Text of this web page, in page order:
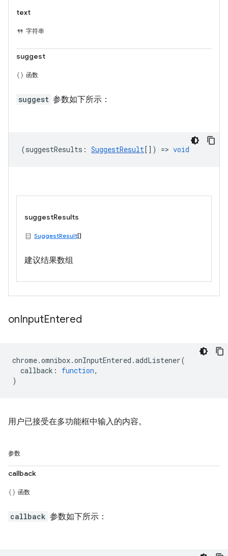
text
字符串
suggest
函数
suggest 参数如下所示：
(suggestResults : SuggestResult[]) => void
suggestResults
SuggestResult[]
建议结果数组
onInputEntered
chrome.omnibox.onInputEntered .addListener(
callback : function,
)
用户已接受在多功能框中输入的内容。
参数
callback
函数
callback 参数如下所示：